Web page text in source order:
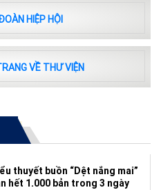
HIỆP HỘI
VỀ THƯ VIỆN
thuyết buồn “Dệt nắng mai”
hết 1.000 bản trong 3 ngày